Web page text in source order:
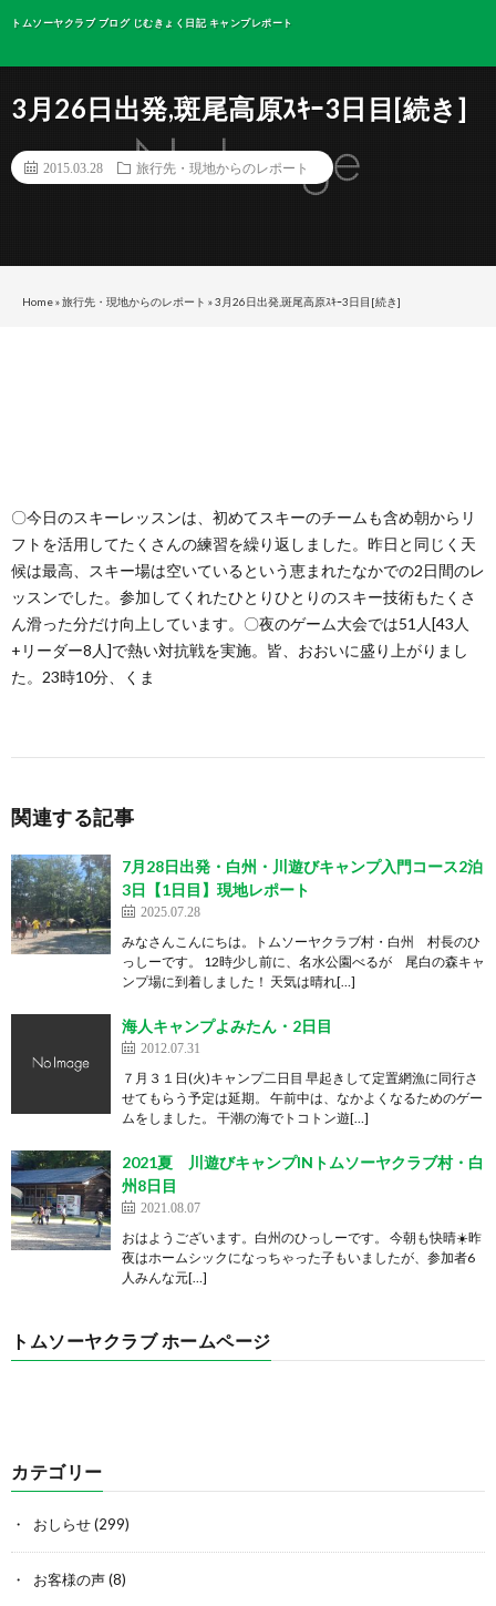
トムソーヤクラブ ブログ じむきょく日記 キャンプレポート
3月26日出発,斑尾高原ｽｷｰ3日目[続き]
2015.03.28 旅行先・現地からのレポート
Home»旅行先・現地からのレポート »3月26日出発,斑尾高原ｽｷｰ3日目[続き]
〇今日のスキーレッスンは、初めてスキーのチームも含め朝からリ
フトを活用してたくさんの練習を繰り返しました。昨日と同じく天
候は最高、スキー場は空いているという恵まれたなかでの2日間のレ
ッスンでした。参加してくれたひとりひとりのスキー技術もたくさ
ん滑った分だけ向上しています。〇夜のゲーム大会では51人[43人
+リーダー8人]で熱い対抗戦を実施。皆、おおいに盛り上がりまし
た。23時10分、くま
関連する記事
7月28日出発・白州・川遊びキャンプ入門コース2泊
3日【1日目】現地レポート
2025.07.28
みなさんこんにちは。トムソーヤクラブ村・白州 村長のひ
っしーです。 12時少し前に、名水公園べるが 尾白の森キャ
ンプ場に到着しました！ 天気は晴れ[…]
海人キャンプよみたん・2日目
2012.07.31
７月３１日(火)キャンプ二日目 早起きして定置網漁に同行さ
せてもらう予定は延期。 午前中は、なかよくなるためのゲー
ムをしました。 干潮の海でトコトン遊[…]
2021夏 川遊びキャンプINトムソーヤクラブ村・白
州8日目
2021.08.07
おはようございます。白州のひっしーです。 今朝も快晴☀️昨
夜はホームシックになっちゃった子もいましたが、参加者6
人みんな元[…]
トムソーヤクラブ ホームページ
カテゴリー
おしらせ(299)
お客様の声(8)